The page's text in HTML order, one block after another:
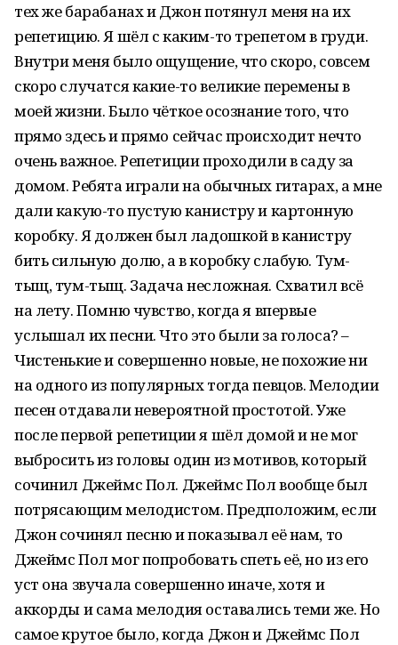
тех же барабанах и Джон потянул меня на их
репетицию. Я шёл с каким-то трепетом в груди.
Внутри меня было ощущение, что скоро, совсем
скоро случатся какие-то великие перемены в
моей жизни. Было чёткое осознание того, что
прямо здесь и прямо сейчас происходит нечто
очень важное. Репетиции проходили в саду за
домом. Ребята играли на обычных гитарах, а мне
дали какую-то пустую канистру и картонную
коробку. Я должен был ладошкой в канистру
бить сильную долю, а в коробку слабую. Тум-
тыщ, тум-тыщ. Задача несложная. Схватил всё
на лету. Помню чувство, когда я впервые
услышал их песни. Что это были за голоса? –
Чистенькие и совершенно новые, не похожие ни
на одного из популярных тогда певцов. Мелодии
песен отдавали невероятной простотой. Уже
после первой репетиции я шёл домой и не мог
выбросить из головы один из мотивов, который
сочинил Джеймс Пол. Джеймс Пол вообще был
потрясающим мелодистом. Предположим, если
Джон сочинял песню и показывал её нам, то
Джеймс Пол мог попробовать спеть её, но из его
уст она звучала совершенно иначе, хотя и
аккорды и сама мелодия оставались теми же. Но
самое крутое было, когда Джон и Джеймс Пол